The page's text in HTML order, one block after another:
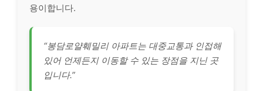
용이합니다.
“봉담로얄훼밀리 아파트는 대중교통과 인접해
있어 언제든지 이동할 수 있는 장점을 지닌 곳
입니다.”